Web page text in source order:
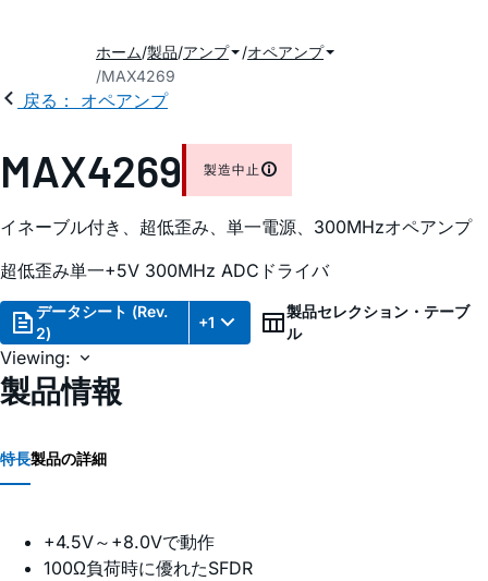
ホーム 製品 アンプ
オペアンプ
MAX4269
戻る： オペアンプ
MAX4269 製造中止
イネーブル付き、超低歪み、単一電源、300MHzオペアンプ
超低歪み単一+5V 300MHz ADCドライバ
データシート (Rev.
2)
+1
製品セレクション・テーブ
ル
Viewing:
製品情報
特長製品の詳細
+4.5V～+8.0Vで動作
100Ω負荷時に優れたSFDR